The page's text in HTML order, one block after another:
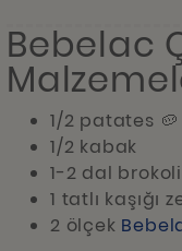
Bebelac
1/2 patates 🥔
1/2 kabak
1-2 dal
1 tatlı kaşığı
2 ölçek